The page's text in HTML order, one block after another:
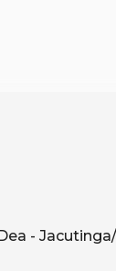
-